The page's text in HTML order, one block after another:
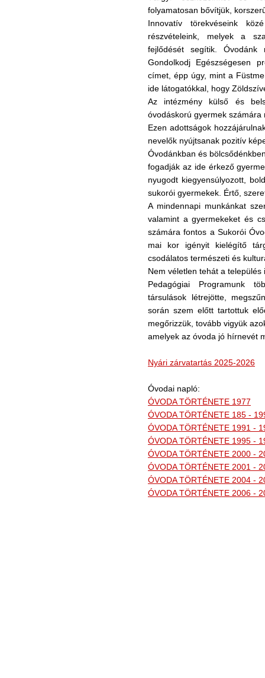
folyamatosan bővítjük,
Innovatív törekvéseink
részvételeink, melyek a
fejlődését segítik.
Gondolkodj Egészségesen
címet, épp úgy, mint a
ide látogatókkal, hogy
Az intézmény külső és
óvodáskorú gyermek
Ezen adottságok
nevelők nyújtsanak pozitív
Óvodánkban és
fogadják az ide érkező
nyugodt kiegyensúlyozott,
sukorói gyermekek. Értő,
A mindennapi munkánkat
valamint a gyermekeket és
számára fontos a Sukorói
mai kor igényit kielégítő
csodálatos természeti és
Nem véletlen tehát a település
Pedagógiai Programunk
társulások létrejötte,
során szem előtt tartottuk
megőrizzük, tovább vigyük
amelyek az óvoda jó hírnevét
Nyári zárvatartás 2025-2026
Óvodai napló:
ÓVODA TÖRTÉNETE 1977
ÓVODA TÖRTÉNETE 185 -
ÓVODA TÖRTÉNETE 1991 -
ÓVODA TÖRTÉNETE 1995 -
ÓVODA TÖRTÉNETE 2000 -
ÓVODA TÖRTÉNETE 2001 -
ÓVODA TÖRTÉNETE 2004 -
ÓVODA TÖRTÉNETE 2006 -